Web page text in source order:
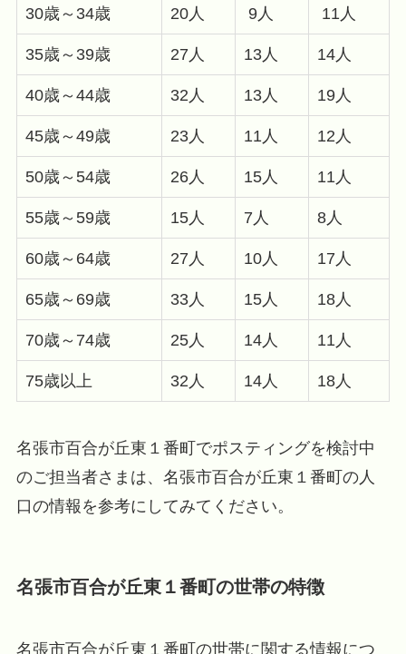
30歳～34歳 20人 9人 11人
35歳～39歳 27人 13人 14人
40歳～44歳 32人 13人 19人
45歳～49歳 23人 11人 12人
50歳～54歳 26人 15人 11人
55歳～59歳 15人 7人 8人
60歳～64歳 27人 10人 17人
65歳～69歳 33人 15人 18人
70歳～74歳 25人 14人 11人
75歳以上 32人 14人 18人
名張市百合が丘東１番町でポスティングを検討中
のご担当者さまは、名張市百合が丘東１番町の人
口の情報を参考にしてみてください。
名張市百合が丘東１番町の世帯の特徴
名張市百合が丘東１番町の世帯に関する情報につ